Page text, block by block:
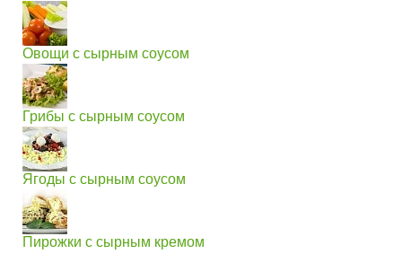
Овощи с сырным соусом
Грибы с сырным соусом
Ягоды с сырным соусом
Пирожки с сырным кремом